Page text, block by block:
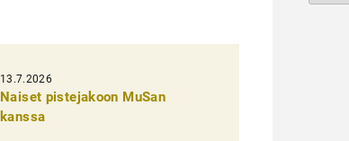
13.7.2026
Naiset pistejakoon MuSan
kanssa